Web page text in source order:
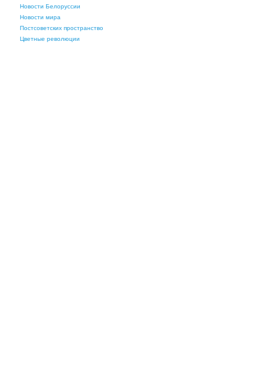
Новости Белоруссии
Новости мира
Постсоветских пространство
Цветные революции